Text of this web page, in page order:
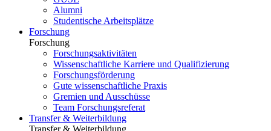
Alumni
Studentische Arbeitsplätze
Forschung
Forschung
Forschungsaktivitäten
Wissenschaftliche Karriere und Qualifizierung
Forschungsförderung
Gute wissenschaftliche Praxis
Gremien und Ausschüsse
Team Forschungsreferat
Transfer & Weiterbildung
Transfer & Weiterbildung